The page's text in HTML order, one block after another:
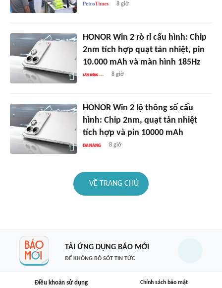
8 giờ
HONOR Win 2 rò rỉ cấu hình: Chip
2nm tích hợp quạt tản nhiệt, pin
10.000 mAh và màn hình 185Hz
8 giờ
HONOR Win 2 lộ thông số cấu
hình: Chip 2nm, quạt tản nhiệt
tích hợp và pin 10000 mAh
8 giờ
VỀ TRANG CHỦ
TẢI ỨNG DỤNG BÁO MỚI
ĐỂ KHÔNG BỎ SÓT TIN TỨC
Điều khoản sử dụng Chính sách bảo mật